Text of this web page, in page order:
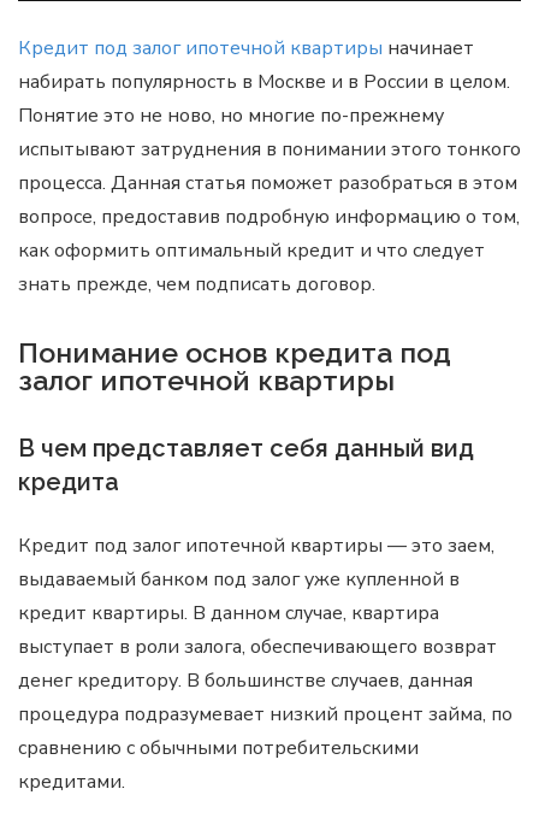
Кредит под залог ипотечной квартиры начинает
набирать популярность в Москве и в России в целом.
Понятие это не ново, но многие по-прежнему
испытывают затруднения в понимании этого тонкого
процесса. Данная статья поможет разобраться в этом
вопросе, предоставив подробную информацию о том,
как оформить оптимальный кредит и что следует
знать прежде, чем подписать договор.
Понимание основ кредита под
залог ипотечной квартиры
В чем представляет себя данный вид
кредита
Кредит под залог ипотечной квартиры — это заем,
выдаваемый банком под залог уже купленной в
кредит квартиры. В данном случае, квартира
выступает в роли залога, обеспечивающего возврат
денег кредитору. В большинстве случаев, данная
процедура подразумевает низкий процент займа, по
сравнению с обычными потребительскими
кредитами.